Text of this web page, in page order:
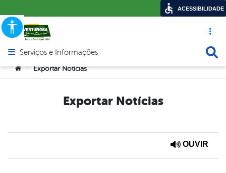
Acesso
Abrir menu principal de navegação
Serviços e Informações
Você está aqui:
> Exportar Notícias
Exportar Notícias
OUVIR
ACESSIBILIDADE